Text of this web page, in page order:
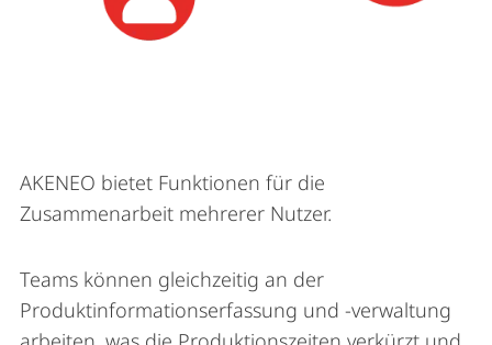
AKENEO bietet Funktionen für die
Zusammenarbeit mehrerer Nutzer.
Teams können gleichzeitig an der
Produktinformationserfassung und -verwaltung